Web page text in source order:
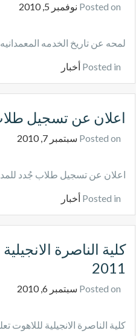
Posted on نوفمبر 5, 2010
لمحه عن تاريخ الخدمه المعمدانيه
Posted in أخبار
اعلان عن تسجيل
Posted on سبتمبر 7, 2010
اعلان عن تسجيل طلاب جُدد
Posted in أخبار
2011
Posted on سبتمبر 6, 2010
كلية الناصرة الانجيلية لللاهوت تعلن